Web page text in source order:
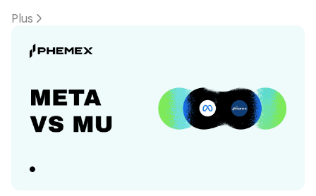
Plus